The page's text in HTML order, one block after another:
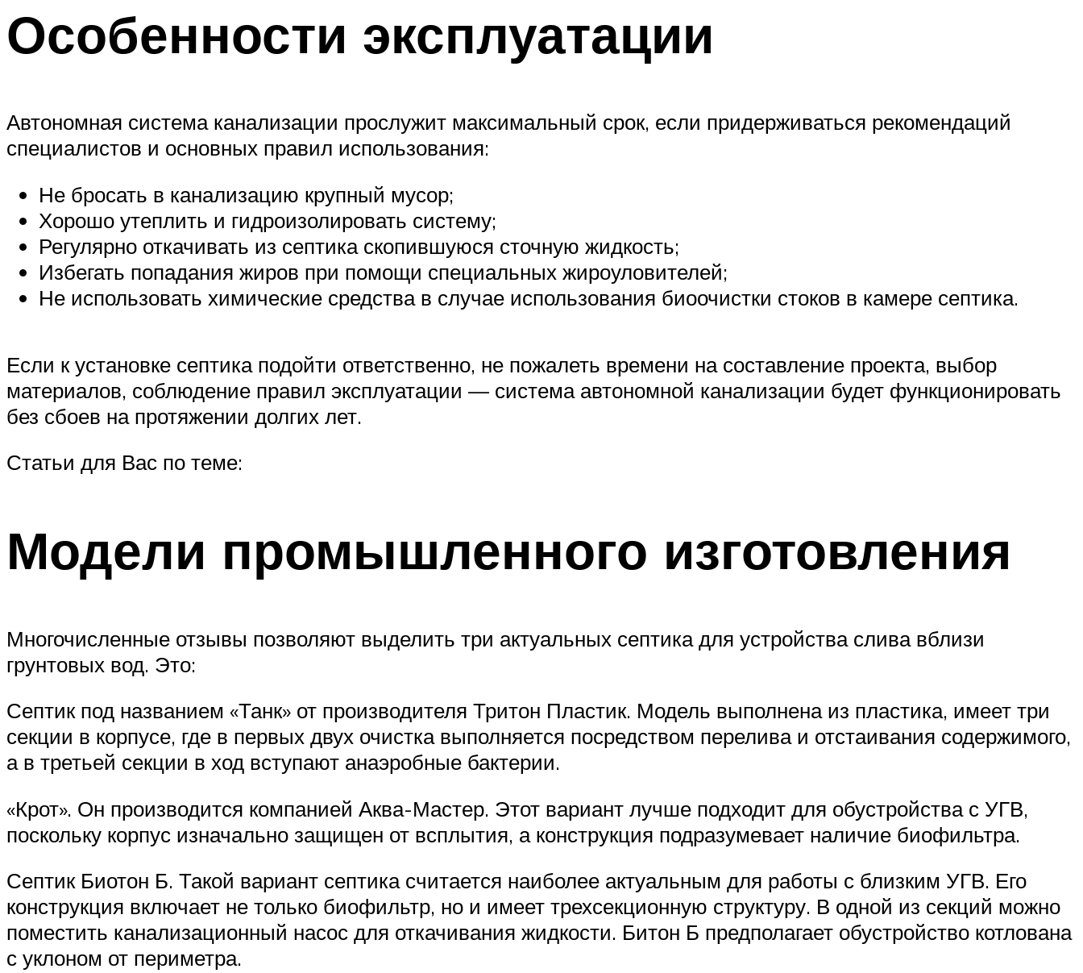
Особенности эксплуатации
Автономная система канализации прослужит максимальный срок, если придерживаться рекомендаций
специалистов и основных правил использования:
Не бросать в канализацию крупный мусор;
Хорошо утеплить и гидроизолировать систему;
Регулярно откачивать из септика скопившуюся сточную жидкость;
Избегать попадания жиров при помощи специальных жироуловителей;
Не использовать химические средства в случае использования биоочистки стоков в камере септика.
Если к установке септика подойти ответственно, не пожалеть времени на составление проекта, выбор
материалов, соблюдение правил эксплуатации — система автономной канализации будет функционировать
без сбоев на протяжении долгих лет.
Статьи для Вас по теме:
Модели промышленного изготовления
Многочисленные отзывы позволяют выделить три актуальных септика для устройства слива вблизи
грунтовых вод. Это:
Септик под названием «Танк» от производителя Тритон Пластик. Модель выполнена из пластика, имеет три
секции в корпусе, где в первых двух очистка выполняется посредством перелива и отстаивания содержимого,
а в третьей секции в ход вступают анаэробные бактерии.
«Крот». Он производится компанией Аква-Мастер. Этот вариант лучше подходит для обустройства с УГВ,
поскольку корпус изначально защищен от всплытия, а конструкция подразумевает наличие биофильтра.
Септик Биотон Б. Такой вариант септика считается наиболее актуальным для работы с близким УГВ. Его
конструкция включает не только биофильтр, но и имеет трехсекционную структуру. В одной из секций можно
поместить канализационный насос для откачивания жидкости. Битон Б предполагает обустройство котлована
с уклоном от периметра.